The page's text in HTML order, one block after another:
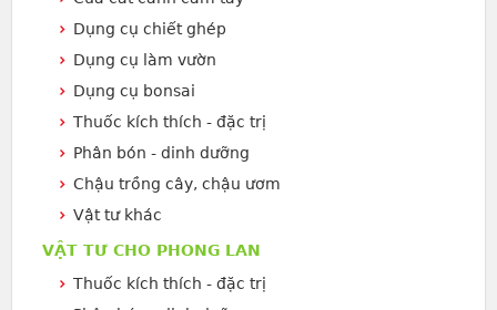
Dụng cụ chiết ghép
Dụng cụ làm vườn
Dụng cụ bonsai
Thuốc kích thích - đặc trị
Phân bón - dinh dưỡng
Chậu trồng cây, chậu ươm
Vật tư khác
VẬT TƯ CHO PHONG LAN
Thuốc kích thích - đặc trị